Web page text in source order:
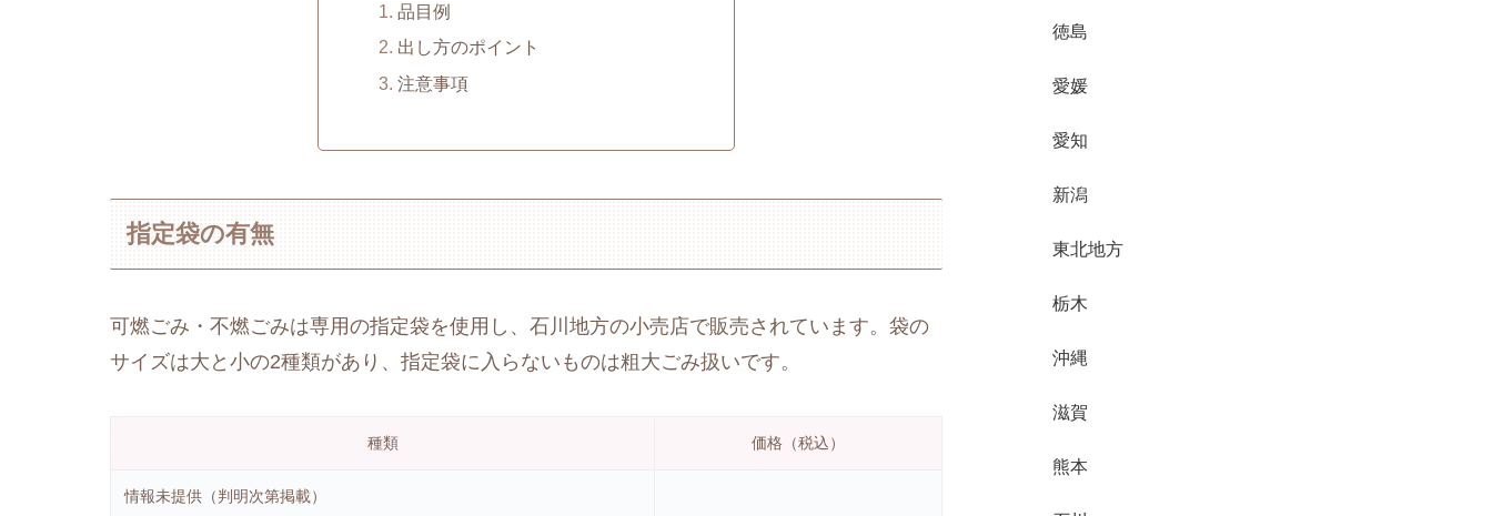
品目例
出し方のポイント
注意事項
指定袋の有無
可燃ごみ・不燃ごみは専用の指定袋を使用し、石川地方の小売店で販売されています。袋の
サイズは大と小の2種類があり、指定袋に入らないものは粗大ごみ扱いです。
種類 価格（税込）
情報未提供（判明次第掲載）
徳島
愛媛
愛知
新潟
東北地方
栃木
沖縄
滋賀
熊本